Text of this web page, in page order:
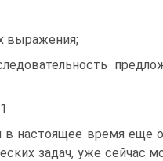
выражения;
в настоящее время еще
задач, уже сейчас